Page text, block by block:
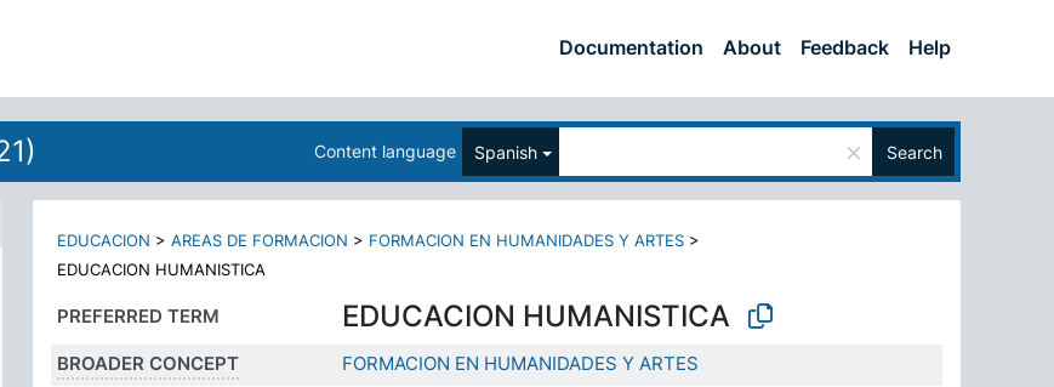
Documentation About Feedback Help
Content language Spanish × Search
EDUCACION > AREAS DE FORMACION > FORMACION EN HUMANIDADES Y ARTES >
EDUCACION HUMANISTICA
PREFERRED TERM EDUCACION HUMANISTICA
BROADER CONCEPT
FORMACION EN HUMANIDADES Y ARTES